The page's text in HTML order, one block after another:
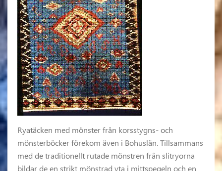
Ryatäcken med mönster från korsstygns- och
mönsterböcker förekom även i Bohuslän. Tillsammans
med de traditionellt rutade mönstren från slitryorna
bildar de en strikt mönstrad yta i mittspegeln och en